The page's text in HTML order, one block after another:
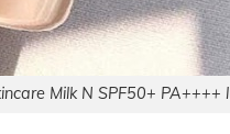
Milk N SPF50+